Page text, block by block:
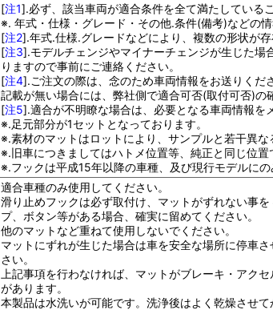
[注1].必ず、該当車両が適合条件を全て満たしている
※. 年式・仕様・グレード・その他.条件(備考)などの情
[注2].年式.仕様.グレードなどにより、複数の形状が存
[注3].モデルチェンジやマイナーチェンジが生じた場
りますので事前にご連絡ください。
[注4].ご注文の際は、念のため車両情報をお送りくだ
記載が無い場合には、弊社側で適合可否(取付可否)の
[注5].適合が不明瞭な場合は、必要となる車両情報を
※.足元部分が1セットとなっております。
※.素材のマットはロットにより、サンプルと若干異な
※.旧車につきましてはハトメ位置等、純正と同じ位置
※.フックは平成15年以降の車種、及び現行モデルにの
適合車種のみ使用してください。
滑り止めフックは必ず取付け、マットがずれない事
プ、ボタン等がある場合、確実に留めてください。
他のマットなど重ねて使用しないでください。
マットにずれが生じた場合は車を安全な場所に停車
さい。
上記事項を行わなければ、マットがブレーキ・アク
があります。
本製品は水洗いが可能です。洗浄後はよく乾燥させて